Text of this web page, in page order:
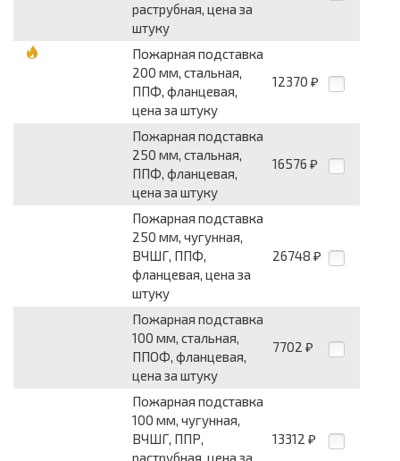
раструбная, цена за
штуку
Пожарная подставка
200 мм, стальная,
ППФ, фланцевая,
цена за штуку
12370 ₽
Пожарная подставка
250 мм, стальная,
ППФ, фланцевая,
цена за штуку
16576 ₽
Пожарная подставка
250 мм, чугунная,
ВЧШГ, ППФ,
фланцевая, цена за
штуку
26748 ₽
Пожарная подставка
100 мм, стальная,
ППОФ, фланцевая,
цена за штуку
7702 ₽
Пожарная подставка
100 мм, чугунная,
ВЧШГ, ППР,
раструбная, цена за
13312 ₽